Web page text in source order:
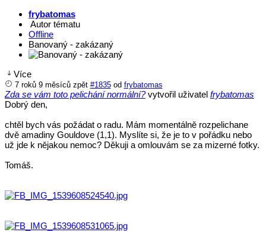
frybatomas
Autor tématu
Offline
Banovaný - zakázaný
Více
7 roků 9 měsíců zpět #1835 od frybatomas
Zda se vám toto pelichání normální?vytvořil uživatel frybatomas
Dobrý den,
chtěl bych vás požádat o radu. Mám momentálně rozpelichane
dvě amadiny Gouldove (1,1). Myslíte si, že je to v pořádku nebo
už jde k nějakou nemoc? Děkuji a omlouvám se za mizerné fotky.
Tomáš.